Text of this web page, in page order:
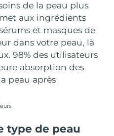
de la peau plus
aux ingrédients
et masques de
dans votre peau, là
98% des utilisateurs
absorption des
peau après
type de peau